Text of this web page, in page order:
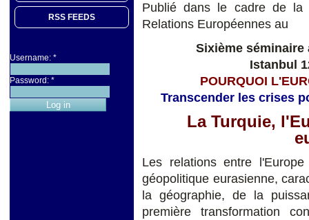
RSS FEEDS
Username: *
Password: *
Publié dans le cadre de la
Relations Européennes au
Sixième
Istanbul
POURQUOI
Transcender les crises
La Turquie,
Les relations entre
géopolitique eurasienne,
la géographie, de la
première transformation